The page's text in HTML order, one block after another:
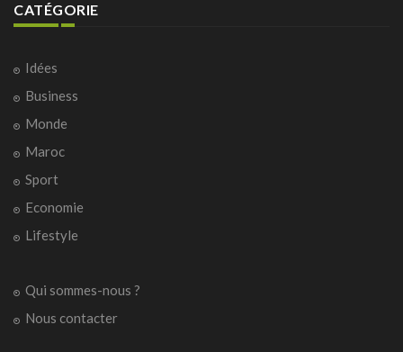
CATÉGORIE
Idées
Business
Monde
Maroc
Sport
Economie
Lifestyle
Qui sommes-nous ?
Nous contacter